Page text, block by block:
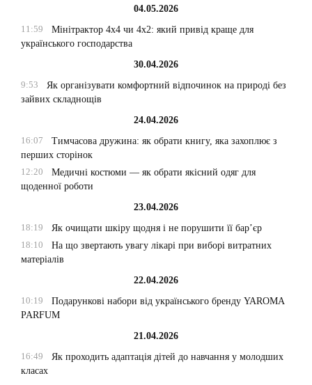
04.05.2026
11:59
Мінітрактор 4х4 чи 4х2: який привід краще для
українського господарства
30.04.2026
9:53
Як організувати комфортний відпочинок на природі без
зайвих складнощів
24.04.2026
16:07
Тимчасова дружина: як обрати книгу, яка захоплює з
перших сторінок
12:20
Медичні костюми — як обрати якісний одяг для
щоденної роботи
23.04.2026
18:19
Як очищати шкіру щодня і не порушити її бар’єр
18:10
На що звертають увагу лікарі при виборі витратних
матеріалів
22.04.2026
10:19
Подарункові набори від українського бренду YAROMA
PARFUM
21.04.2026
16:49
Як проходить адаптація дітей до навчання у молодших
класах